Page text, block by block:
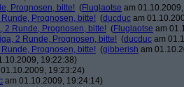
Prognosen, bitte! (Fluglaotse am
Prognosen, bitte! (ducduc am
2 Runde, Prognosen, bitte! (Fluglaotse am
2 Runde, Prognosen, bitte! (ducduc am
Prognosen, bitte! (gibberish am
19:22:38)
19:23:24)
am 01.10.2009, 19:24:14)